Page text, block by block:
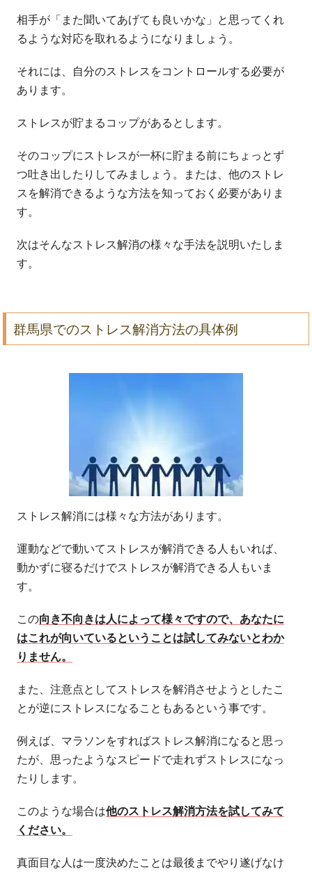
相手が「また聞いてあげても良いかな」と思ってくれ
るような対応を取れるようになりましょう。
それには、自分のストレスをコントロールする必要が
あります。
ストレスが貯まるコップがあるとします。
そのコップにストレスが一杯に貯まる前にちょっとず
つ吐き出したりしてみましょう。または、他のストレ
スを解消できるような方法を知っておく必要がありま
す。
次はそんなストレス解消の様々な手法を説明いたしま
す。
群馬県でのストレス解消方法の具体例
ストレス解消には様々な方法があります。
運動などで動いてストレスが解消できる人もいれば、
動かずに寝るだけでストレスが解消できる人もいま
す。
この向き不向きは人によって様々ですので、あなたに
はこれが向いているということは試してみないとわか
りません。
また、注意点としてストレスを解消させようとしたこ
とが逆にストレスになることもあるという事です。
例えば、マラソンをすればストレス解消になると思っ
たが、思ったようなスピードで走れずストレスになっ
たりします。
このような場合は他のストレス解消方法を試してみて
ください。
真面目な人は一度決めたことは最後までやり遂げなけ